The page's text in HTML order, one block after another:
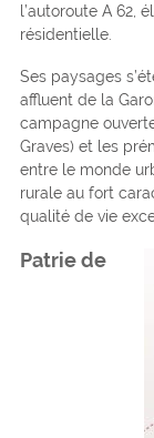
l’autoroute A 62,
résidentielle.
Ses paysages
affluent de la
campagne
Graves) et les
entre le monde
rurale au fort
qualité de vie
Patrie de